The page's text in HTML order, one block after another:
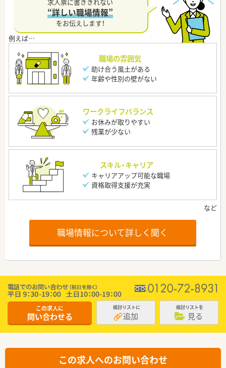
“詳しい職場情報”
をお伝えします！
職場の雰囲気
助け合う風土がある
年齢や性別の壁がない
ワークライフバランス
お休みが取りやすい
残業が少ない
スキル・キャリア
キャリアアップ可能な職場
資格取得支援が充実
職場情報について詳しく聞く
この求人に
問い合わせる
検討リストに
追加
検討リストを
見る
この求人へのお問い合わせ